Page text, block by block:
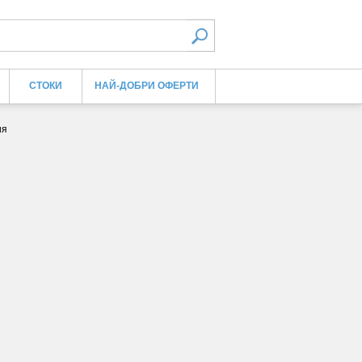
СТОКИ НАЙ-ДОБРИ ОФЕРТИ